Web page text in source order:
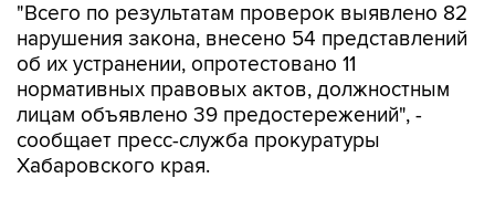
"Всего по результатам проверок выявлено 82
нарушения закона, внесено 54 представлений
об их устранении, опротестовано 11
нормативных правовых актов, должностным
лицам объявлено 39 предостережений", -
сообщает пресс-служба прокуратуры
Хабаровского края.